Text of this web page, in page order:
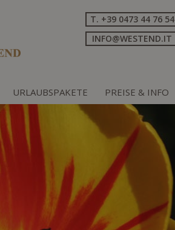
T. +39 0473 44 76 54
INFO@WESTEND.IT
URLAUBSPAKETE PREISE & INFO